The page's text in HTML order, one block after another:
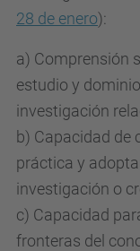
28 de enero):
a) Comprensión
estudio y
investigación
b) Capacidad de
práctica y
investigación o
c) Capacidad
fronteras del